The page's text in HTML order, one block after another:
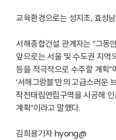
교육환경으로는 성지초, 효성
서해종합건설 관계자는 “그동
앞으로는 서울 및 수도권 지역
등을 적극적으로 수주할 계획
‘서해그랑블’만의 고급스러운
작전태림연립구역을 시공해
계획”이라고 말했다.
김희용기자 hyong@